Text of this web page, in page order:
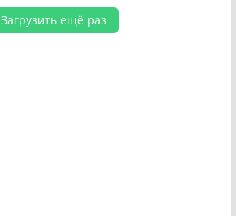
Загрузить ещё раз